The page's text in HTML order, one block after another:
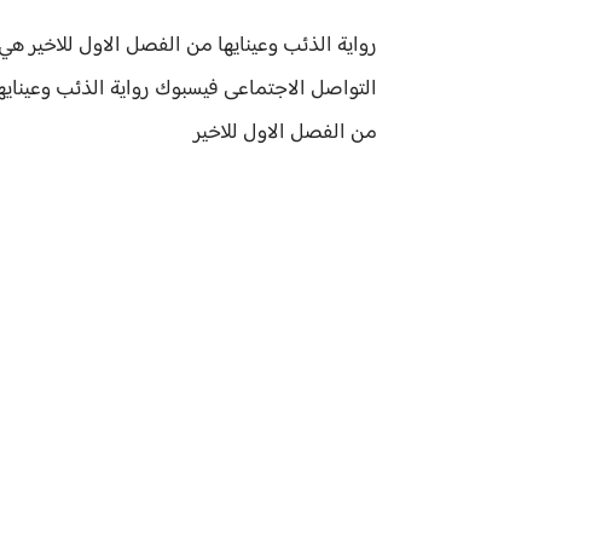
رواية الذئب وعينايها من الفصل الاول للاخير
التواصل الاجتماعى فيسبوك رواية الذئب
من الفصل الاول للاخير